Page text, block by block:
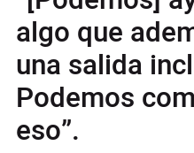
algo que
una salida
Podemos
eso”.